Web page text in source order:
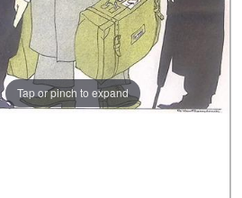
Tap or pinch to expand